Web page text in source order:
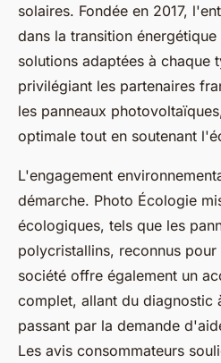
solaires. Fondée en 2017,
dans la transition
solutions adaptées à chaque
privilégiant les partenaires
les panneaux
optimale tout en soutenant
L'engagement
démarche. Photo Écologie
écologiques, tels que les
polycristallins, reconnus
société offre également un
complet, allant du diagnostic
passant par la demande
Les avis consommateurs